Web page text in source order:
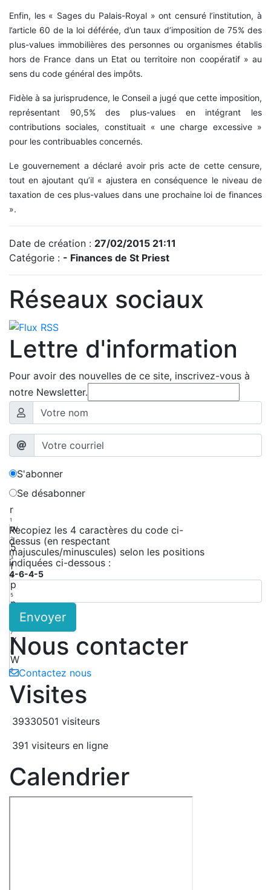
Enfin, les « Sages du Palais-Royal » ont censuré l’institution, à
l’article 60 de la loi déférée, d’un taux d’imposition de 75% des
plus-values immobilières des personnes ou organismes établis
hors de France dans un Etat ou territoire non coopératif » au
sens du code général des impôts.
Fidèle à sa jurisprudence, le Conseil a jugé que cette imposition,
représentant 90,5% des plus-values en intégrant les
contributions sociales, constituait « une charge excessive »
pour les contribuables concernés.
Le gouvernement a déclaré avoir pris acte de cette censure,
tout en ajoutant qu’il « ajustera en conséquence le niveau de
taxation de ces plus-values dans une prochaine loi de finances
».
Date de création : 27/02/2015 21:11
Catégorie : - Finances de St Priest
Réseaux sociaux
Lettre d'information
Pour avoir des nouvelles de ce site, inscrivez-vous à
notre Newsletter.
S'abonner
Se désabonner
r
1
w
2
5
3
f
4
p
5
p
7
Y
8
W
9
Recopiez les 4 caractères du code ci-
dessus (en respectant
majuscules/minuscules) selon les positions
indiquées ci-dessous :
4-6-4-5
Envoyer
Nous contacter
Contactez nous
Visites
39330501 visiteurs
391 visiteurs en ligne
Calendrier